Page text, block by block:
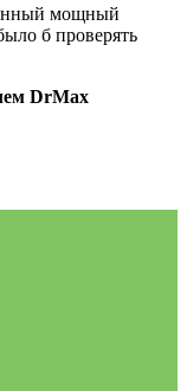
мощный
б проверять
DrMax